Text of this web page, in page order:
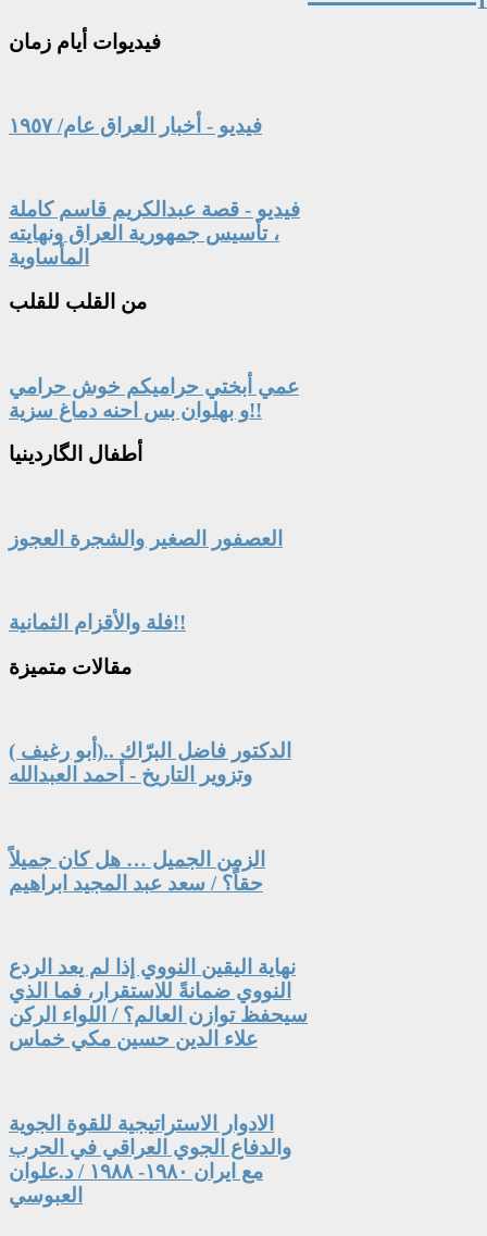
فيديوات أيام زمان
فيديو - أخبار العراق عام/ ١٩٥٧
فيديو - قصة عبدالكريم قاسم كاملة
، تأسيس جمهورية العراق ونهايته
المأساوية
من القلب للقلب
عمي أبختي حراميكم خوش حرامي
و بهلوان بس احنه دماغ سزية!!
أطفال الگاردينيا
العصفور الصغير والشجرة العجوز
فلة والأقزام الثمانية!!
مقالات متميزة
الدكتور فاضل البرّاك ..(أبو رغيف )
وتزوير التاريخ - أحمد العبدالله
الزمن الجميل … هل كان جميلاً
حقاً؟ / سعد عبد المجيد ابراهيم
نهاية اليقين النووي إذا لم يعد الردع
النووي ضمانةً للاستقرار، فما الذي
سيحفظ توازن العالم؟ / اللواء الركن
علاء الدين حسين مكي خماس
الادوار الاستراتيجية للقوة الجوية
والدفاع الجوي العراقي في الحرب
مع ايران ١٩٨٠- ١٩٨٨ / د.علوان
العبوسي